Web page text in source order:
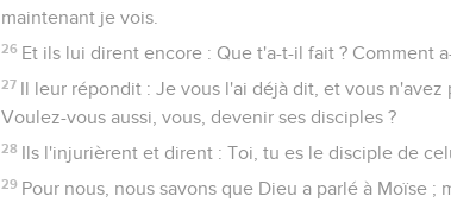
maintenant je vois.
26 Et ils lui dirent encore : Que t'a-t-il fait ? Comment
27 Il leur répondit : Je vous l'ai déjà dit, et vous
Voulez-vous aussi, vous, devenir ses disciples ?
28 Ils l'injurièrent et dirent : Toi, tu es le disciple de
29 Pour nous, nous savons que Dieu a parlé à Moïse ;